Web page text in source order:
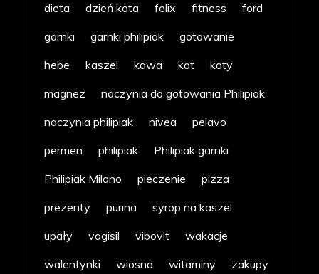
dieta
dzień kota felix fitness
ford
garnki
garnki philipiak
gotowanie
hebe
kaszel kawa kot
koty
magnez
naczynia do gotowania Philipiak
naczynia philipiak
nivea
pelavo
permen
philipiak
Philipiak garnki
Philipiak Milano
pieczenie
pizza
prezenty
purina
syrop na kaszel
upały
vagisil vibovit
wakacje
walentynki
wiosna witaminy
zakupy